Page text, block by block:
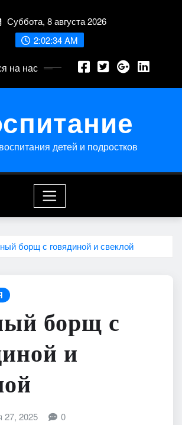
Суббота, 8 августа 2026
2:02:35 AM
на нас
детей и подростков
борщ с говядиной и свеклой
борщ с
и
27, 2025 0